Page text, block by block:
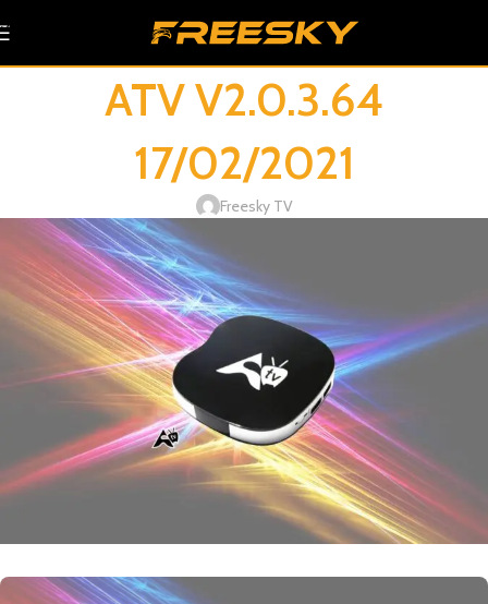
Skip to navigation
Skip to main content
ATV V2.0.3.64
17/02/2021
Freesky TV